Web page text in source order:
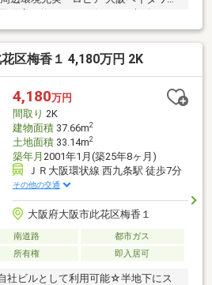
-イレブン 大阪弁天４丁目店 約170
年５月■１階クロス張替え■消防設備
は撤去も可能です。（ご相談くだ
。
区梅香１ 4,180万円 2K
4,180万円
間取り 2K
建物面積37.66m2
土地面積33.14m2
築年月 2001年1月(築25年8ヶ月)
ＪＲ大阪環状線 西九条駅 徒歩7分
その他の交通
大阪府大阪市此花区梅香１
南道路
都市ガス
所有権 即入居可
ビルとして利用可能☆半地下にス